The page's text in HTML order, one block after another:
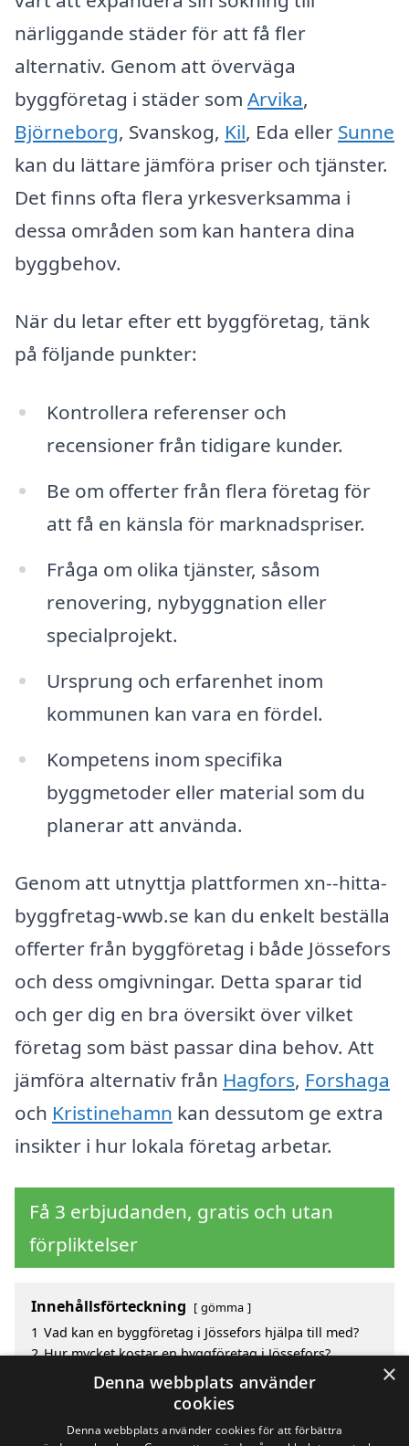
närliggande städer för att få fler
alternativ. Genom att överväga
byggföretag i städer som Arvika,
Björneborg, Svanskog, Kil, Eda eller Sunne
kan du lättare jämföra priser och tjänster.
Det finns ofta flera yrkesverksamma i
dessa områden som kan hantera dina
byggbehov.
När du letar efter ett byggföretag, tänk
på följande punkter:
Kontrollera referenser och
recensioner från tidigare kunder.
Be om offerter från flera företag för
att få en känsla för marknadspriser.
Fråga om olika tjänster, såsom
renovering, nybyggnation eller
specialprojekt.
Ursprung och erfarenhet inom
kommunen kan vara en fördel.
Kompetens inom specifika
byggmetoder eller material som du
planerar att använda.
Genom att utnyttja plattformen xn--hitta-
byggfretag-wwb.se kan du enkelt beställa
offerter från byggföretag i både Jössefors
och dess omgivningar. Detta sparar tid
och ger dig en bra översikt över vilket
företag som bäst passar dina behov. Att
jämföra alternativ från Hagfors, Forshaga
och Kristinehamn kan dessutom ge extra
insikter i hur lokala företag arbetar.
Få 3 erbjudanden, gratis och utan
förpliktelser
Innehållsförteckning gömma
1 Vad kan en byggföretag i Jössefors hjälpa till med?
2 Hur mycket kostar en byggföretag i Jössefors?
Fördelar med att välja byggföretag i Jössefors
Sök efter en skicklig byggföretag i de omgivande
×
Denna webbplats använder
cookies
Denna webbplats använder cookies för att förbättra